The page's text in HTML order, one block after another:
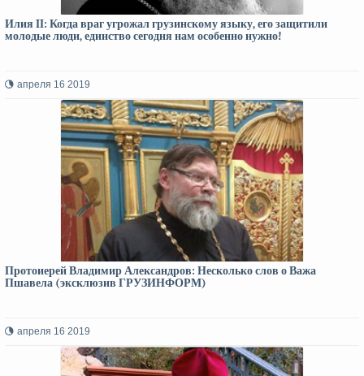
Илия II: Когда враг угрожал грузинскому языку, его защитили
молодые люди, единство сегодня нам особенно нужно!
апреля 16 2019
Протоиерей Владимир Александров: Несколько слов о Важа
Пшавела (эксклюзив ГРУЗИНФОРМ)
апреля 16 2019